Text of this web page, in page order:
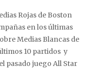
Rojas de Boston
en los últimas
Medias Blancas de
10 partidos y
pasado juego All Star